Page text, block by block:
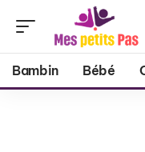
Bambin Bébé